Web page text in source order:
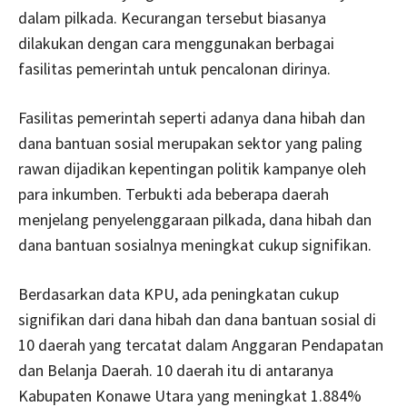
dalam pilkada. Kecurangan tersebut biasanya
dilakukan dengan cara menggunakan berbagai
fasilitas pemerintah untuk pencalonan dirinya.
Fasilitas pemerintah seperti adanya dana hibah dan
dana bantuan sosial merupakan sektor yang paling
rawan dijadikan kepentingan politik kampanye oleh
para inkumben. Terbukti ada beberapa daerah
menjelang penyelenggaraan pilkada, dana hibah dan
dana bantuan sosialnya meningkat cukup signifikan.
Berdasarkan data KPU, ada peningkatan cukup
signifikan dari dana hibah dan dana bantuan sosial di
10 daerah yang tercatat dalam Anggaran Pendapatan
dan Belanja Daerah. 10 daerah itu di antaranya
Kabupaten Konawe Utara yang meningkat 1.884%